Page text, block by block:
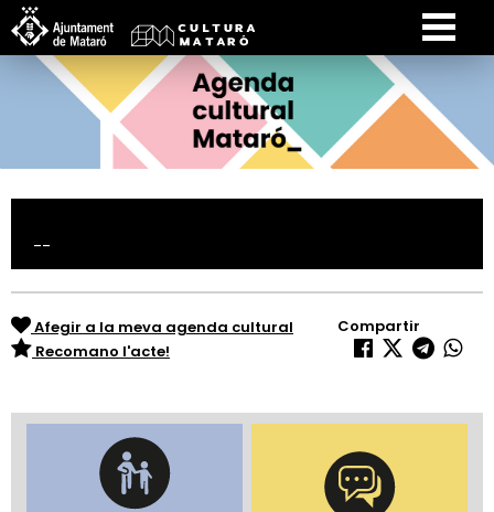
--
Afegir a la meva agenda cultural
Recomano l'acte!
Compartir